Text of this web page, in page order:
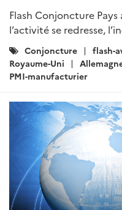
Flash Conjoncture Pays
l’activité se redresse,
Catégories
:
Conjoncture flash-
Royaume-Uni
PMI-manufacturier